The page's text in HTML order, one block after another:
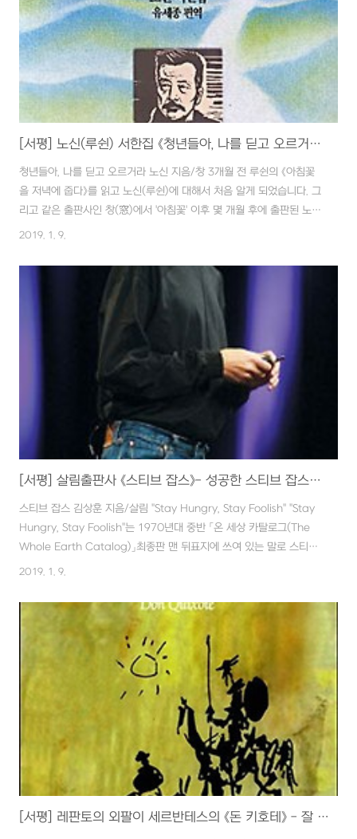
일단 알라딘의 리뷰를 보니 80년대 한국 젊은이들의 '신(新)감성'을 휘
어잡아버렸다고 소개..
[서평] 노신(루쉰) 서한집 《청년들아, 나를 딛고 오르거라》 - 루쉰에게 한 발 다가서기!!
청년들아, 나를 딛고 오르거라 노신 지음/창 3개월 전 루쉰의 《아침꽃
을 저녁에 줍다》를 읽고 노신(루쉰)에 대해서 처음 알게 되었습니다. 그
리고 같은 출판사인 창(窓)에서 '아침꽃' 이후 몇 개월 후에 출판된 노신
의 서한집 《청년들아, 나를 딛고 오르거라》- 유세종씨가 편역 - 을 찾아
학이 그대로 담긴 서한집을 읽는 것은 평전보다 한발 더 가까이 다가서
는 방법이라고 할 수 있을 것 같습니다. '아침꽃'을 행간의 뜻을 놓칠세
라 읊조리듯 천천히 음미하면서 읽었던 것과 비교하면 본 서신집은 제
법 빠른 시간내에 읽어내려갔습니다. '아침꽃'에서 받았던 감동이 이어
지기를 기대했지만, 잡문집과 소설이 아닌 그의 철학이 옴소롬히 녹아
2019. 1. 9.
[서평] 살림출판사 《스티브 잡스》- 성공한 스티브 잡스는 한 명으로 족하다!!
스티브 잡스 김상훈 지음/살림 "Stay Hungry, Stay Foolish" "Stay
Hungry, Stay Foolish"는 1970년대 중반 「온 세상 카탈로그(The
Whole Earth Catalog)」최종판 맨 뒤표지에 쓰여 있는 말로 스티브
에게 평생 영감을 준 메시지입니다. 늘 배고프고 어리석은 상태로 머무
지금은 스티브 잡스의 대표적인 잠언이 되었습니다. 지난해 (2010년)
10월 5일 스티브 잡스(이하 스티브)가 세상을 떠났습니다. 한국에서도
많은 사람이 그의 죽음을 안타까워했으며 서점에서는 놓칠세라 스티브
를 다루는 평전과 책들이 눈에 띄게 늘었습니다. 파란만장!한 그의 삶만
큼이나 그러한 책들은 평전도 두껍고 한 줄 ..
2019. 1. 9.
[서평] 레판토의 외팔이 세르반테스의 《돈 키호테》 - 잘 안다고 생각하지만 사실 잘 모르는 돈 키호테 읽기